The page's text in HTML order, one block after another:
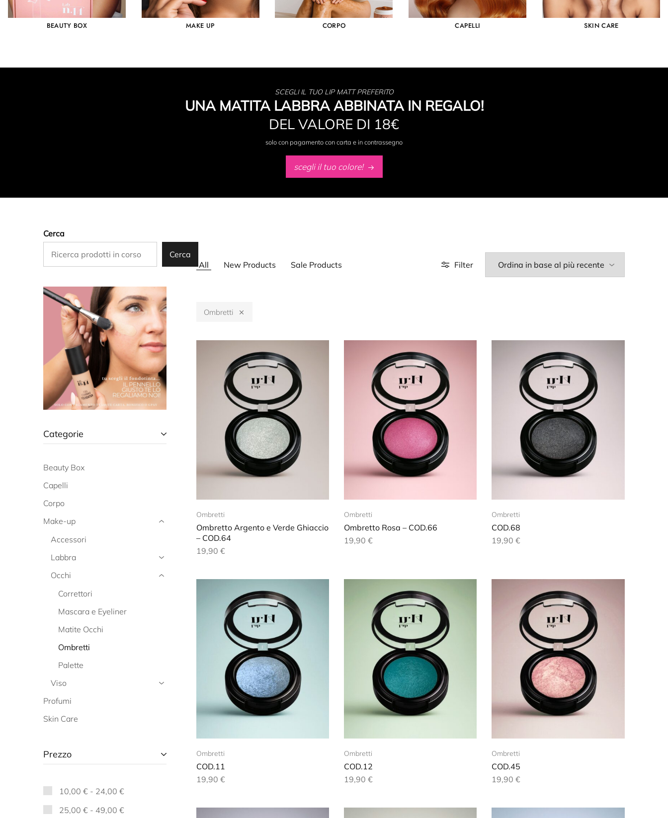
BEAUTY BOX MAKE UP CORPO CAPELLI SKIN CARE
SCEGLI IL TUO LIP MATT PREFERITO
UNA MATITA LABBRA ABBINATA IN REGALO!
DEL VALORE DI 18€
solo con pagamento con carta e in contrassegno
scegli il tuo colore!
All New Products Sale Products Filter
Ombretti
Ombretti
Ombretto Argento e Verde Ghiaccio
– COD.64
19,90 €
Ombretti
Ombretto Rosa – COD.66
19,90 €
Ombretti
COD.68
19,90€
Ombretti
COD.11
19,90 €
Ombretti
COD.12
19,90 €
Ombretti
COD.45
19,90€
Cerca
Cerca
Categorie
Beauty Box
Capelli
Corpo
Make-up
Accessori
Labbra
Occhi
Correttori
Mascara e Eyeliner
Matite Occhi
Ombretti
Palette
Viso
Profumi
Skin Care
Prezzo
10,00 € - 24,00 €
25,00 € - 49,00 €